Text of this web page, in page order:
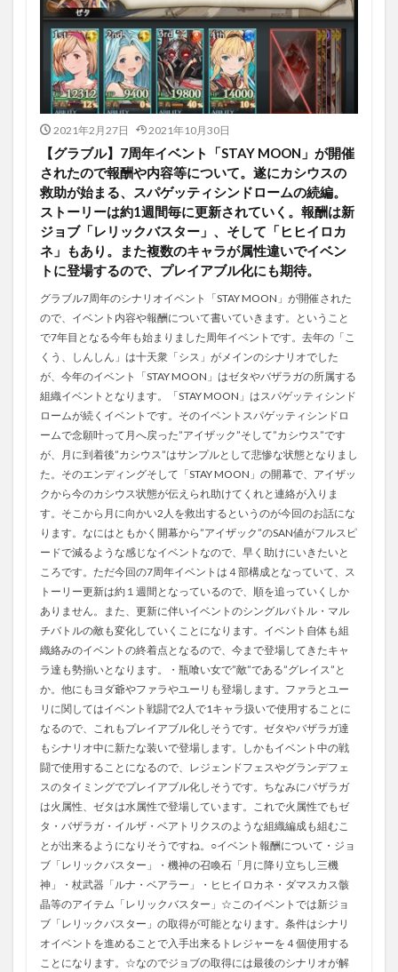
2021年2月27日 2021年10月30日
【グラブル】7周年イベント「STAY MOON」が開催
されたので報酬や内容等について。遂にカシウスの
救助が始まる、スパゲッティシンドロームの続編。
ストーリーは約1週間毎に更新されていく。報酬は新
ジョブ「レリックバスター」、そして「ヒヒイロカ
ネ」もあり。また複数のキャラが属性違いでイベン
トに登場するので、プレイアブル化にも期待。
グラブル7周年のシナリオイベント「STAY MOON」が開催された
ので、イベント内容や報酬について書いていきます。ということ
で7年目となる今年も始まりました周年イベントです。去年の「こ
くう、しんしん」は十天衆「シス」がメインのシナリオでした
が、今年のイベント「STAY MOON」はゼタやバザラガの所属する
組織イベントとなります。「STAY MOON」はスパゲッティシンド
ロームが続くイベントです。そのイベントスパゲッティシンドロ
ームで念願叶って月へ戻った”アイザック”そして”カシウス”です
が、月に到着後”カシウス”はサンプルとして悲惨な状態となりまし
た。そのエンディングそして「STAY MOON」の開幕で、アイザッ
クから今のカシウス状態が伝えられ助けてくれと連絡が入りま
す。そこから月に向かい2人を救出するというのが今回のお話にな
ります。なにはともかく開幕から”アイザック”のSAN値がフルスピ
ードで減るような感じなイベントなので、早く助けにいきたいと
ころです。ただ今回の7周年イベントは４部構成となっていて、ス
トーリー更新は約１週間となっているので、順を追っていくしか
ありません。また、更新に伴いイベントのシングルバトル・マル
チバトルの敵も変化していくことになります。イベント自体も組
織絡みのイベントの終着点となるので、今まで登場してきたキャ
ラ達も勢揃いとなります。・瓶喰い女で”敵”である”グレイス”と
か。他にもヨダ爺やファラやユーリも登場します。ファラとユー
リに関してはイベント戦闘で2人で1キャラ扱いで使用することに
なるので、これもプレイアブル化しそうです。ゼタやバザラガ達
もシナリオ中に新たな装いで登場します。しかもイベント中の戦
闘で使用することになるので、レジェンドフェスやグランデフェ
スのタイミングでプレイアブル化しそうです。ちなみにバザラガ
は火属性、ゼタは水属性で登場しています。これで火属性でもゼ
タ・バザラガ・イルザ・ベアトリクスのような組織編成も組むこ
とが出来るようになりそうですね。○イベント報酬について・ジョ
ブ「レリックバスター」・機神の召喚石「月に降り立ちし三機
神」・杖武器「ルナ・ベアラー」・ヒヒイロカネ・ダマスカス骸
晶等のアイテム「レリックバスター」☆このイベントでは新ジョ
ブ「レリックバスター」の取得が可能となります。条件はシナリ
オイベントを進めることで入手出来るトレジャーを４個使用する
ことになります。☆なのでジョブの取得には最後のシナリオが解